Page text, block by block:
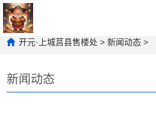
开元·上城莒县售楼处 >新闻动态 >
新闻动态